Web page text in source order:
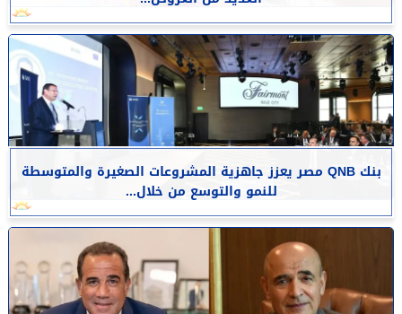
بنك QNB مصر يعزز جاهزية المشروعات الصغيرة والمتوسطة
للنمو والتوسع من خلال...